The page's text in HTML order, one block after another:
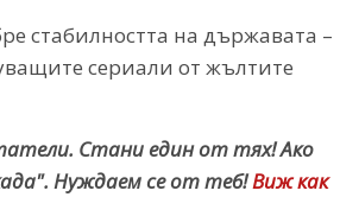
стабилността на държавата –
сериали от жълтите
Стани един от тях! Ако
Нуждаем се от теб!Виж как